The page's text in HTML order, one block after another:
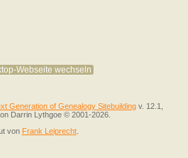
Webseite wechseln
Generation of Genealogy Sitebuilding v. 12.1,
Darrin Lythgoe © 2001-2026.
von Frank Leiprecht.